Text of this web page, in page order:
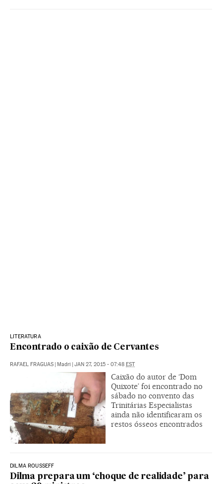
LITERATURA
Encontrado o caixão de Cervantes
RAFAEL FRAGUAS | Madri | JAN 27, 2015 - 07:48 EST
Caixão do autor de ‘Dom
Quixote’ foi encontrado no
sábado no convento das
Trinitárias Especialistas
ainda não identificaram os
restos ósseos encontrados
DILMA ROUSSEFF
Dilma prepara um ‘choque de realidade’ para